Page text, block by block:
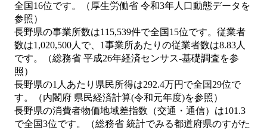
全国16位です。（厚生労働省 令和3年人口動態データを
参照）
長野県の事業所数は115,539件で全国15位です。従業者
数は1,020,500人で、1事業所あたりの従業者数は8.83人
です。（総務省 平成26年経済センサス‐基礎調査を参
照）
長野県の1人あたり県民所得は292.4万円で全国29位で
す。（内閣府 県民経済計算(令和元年度)を参照）
長野県の消費者物価地域差指数（交通・通信）は101.3
で全国3位です。（総務省 統計でみる都道府県のすがた